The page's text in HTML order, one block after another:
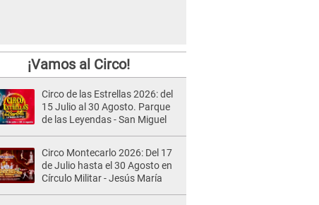
¡Vamos al Circo!
Circo de las Estrellas 2026: del
15 Julio al 30 Agosto. Parque
de las Leyendas - San Miguel
Circo Montecarlo 2026: Del 17
de Julio hasta el 30 Agosto en
Círculo Militar - Jesús María